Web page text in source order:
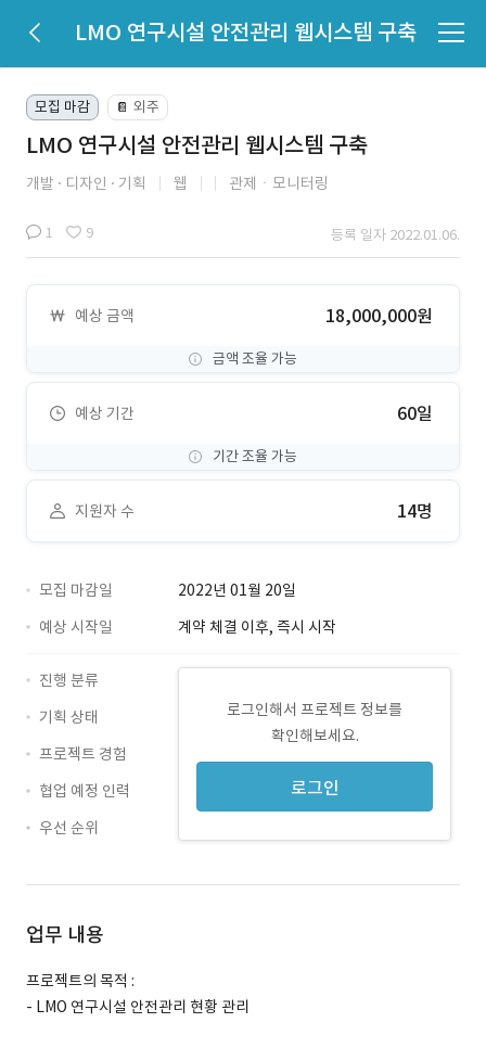
LMO 연구시설 안전관리 웹시스템 구축
모집 마감 📔 외주
LMO 연구시설 안전관리 웹시스템 구축
개발 디자인 기획 웹 관제ㆍ모니터링
1 9 등록 일자 2022.01.06.
예상 금액 18,000,000원
금액 조율 가능
예상 기간 60일
기간 조율 가능
지원자 수 14명
모집 마감일
2022년 01월 20일
예상 시작일
계약 체결 이후, 즉시 시작
로그인해서 프로젝트 정보를
확인해보세요.
로그인
진행 분류
기획 상태
프로젝트 경험
협업 예정 인력
우선 순위
업무 내용
프로젝트의 목적 :
- LMO 연구시설 안전관리 현황 관리